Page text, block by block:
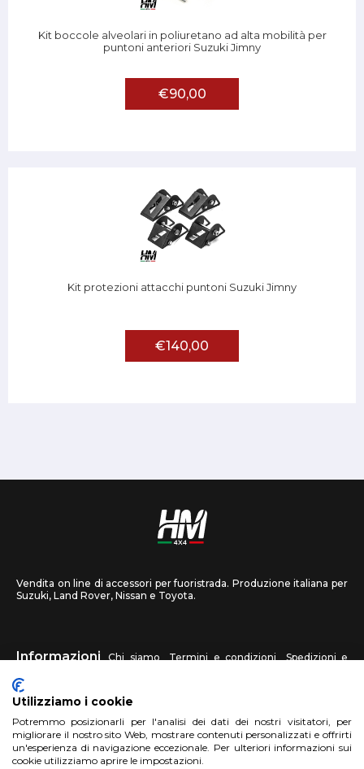
Kit boccole alveolari in poliuretano ad alta mobilità per
puntoni anteriori Suzuki Jimny
€90,00
Kit protezioni attacchi puntoni Suzuki Jimny
€140,00
Vendita on line di accessori per fuoristrada. Produzione italiana per
Suzuki, Land Rover, Nissan e Toyota.
Informazioni Chi siamo Termini e condizioni
Spedizioni e
recessi
HM4X4 FAQ Centri assistenza Invia una foto
Utilizziamo i cookie
Potremmo posizionarli per l'analisi dei dati dei nostri visitatori, per
migliorare il nostro sito Web, mostrare contenuti personalizzati e offrirti
un'esperienza di navigazione eccezionale. Per ulteriori informazioni sui
cookie utilizziamo aprire le impostazioni.